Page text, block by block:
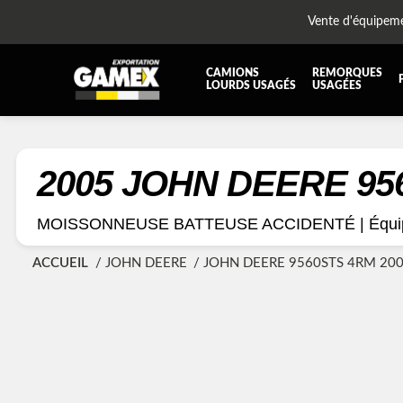
Vente
CAMIONS
LOURDS USAGÉS
REMORQUES
USAGÉES
DIFFÉRENTIELS ET SUSPENSIONS
KIT HYDRAULIQUE
2005 JOHN DEERE
MOISSONNEUSE BATTEUSE ACCIDENTÉ |
ACCUEIL JOHN DEERE JOHN DEERE 9560STS 4RM